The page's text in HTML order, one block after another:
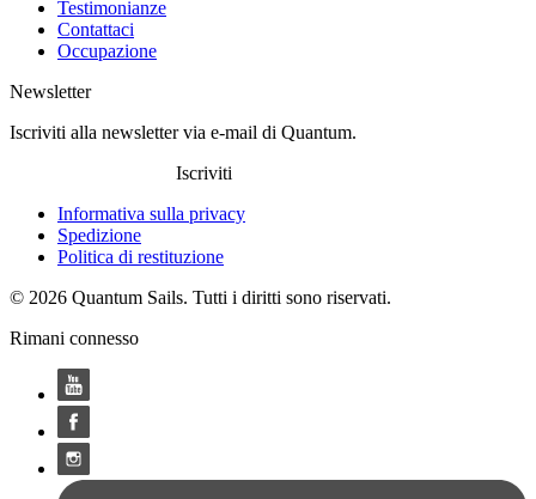
Testimonianze
Contattaci
Occupazione
Newsletter
Iscriviti alla newsletter via e-mail di Quantum.
Iscriviti
Informativa sulla privacy
Spedizione
Politica di restituzione
© 2026 Quantum Sails. Tutti i diritti sono riservati.
Rimani connesso